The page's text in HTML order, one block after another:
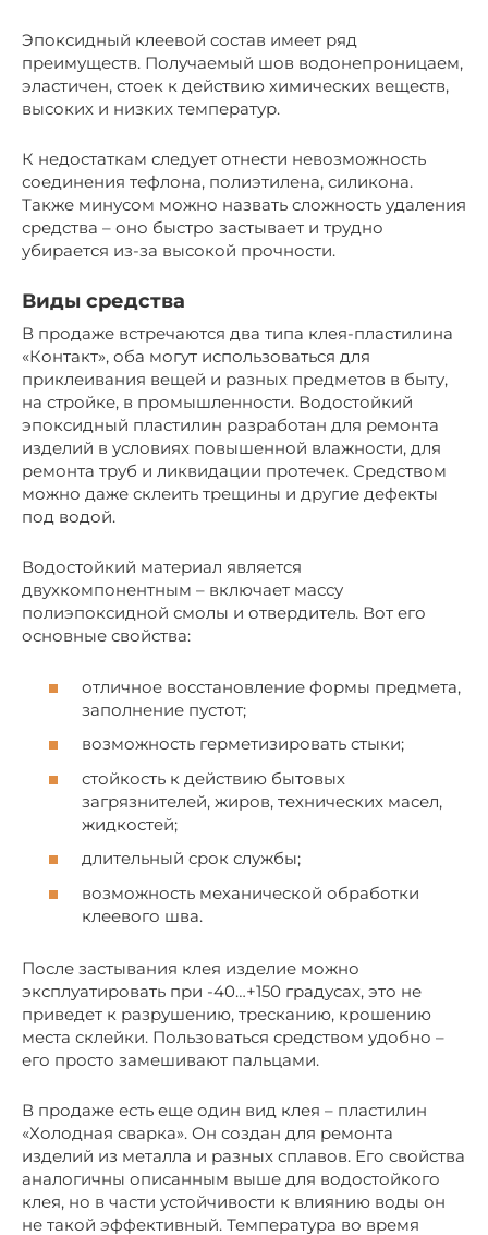
Эпоксидный клеевой состав имеет ряд
преимуществ. Получаемый шов водонепроницаем,
эластичен, стоек к действию химических веществ,
высоких и низких температур.
К недостаткам следует отнести невозможность
соединения тефлона, полиэтилена, силикона.
Также минусом можно назвать сложность удаления
средства – оно быстро застывает и трудно
убирается из-за высокой прочности.
Виды средства
В продаже встречаются два типа клея-пластилина
«Контакт», оба могут использоваться для
приклеивания вещей и разных предметов в быту,
на стройке, в промышленности. Водостойкий
эпоксидный пластилин разработан для ремонта
изделий в условиях повышенной влажности, для
ремонта труб и ликвидации протечек. Средством
можно даже склеить трещины и другие дефекты
под водой.
Водостойкий материал является
двухкомпонентным – включает массу
полиэпоксидной смолы и отвердитель. Вот его
основные свойства:
отличное восстановление формы предмета,
заполнение пустот;
возможность герметизировать стыки;
стойкость к действию бытовых
загрязнителей, жиров, технических масел,
жидкостей;
длительный срок службы;
возможность механической обработки
клеевого шва.
После застывания клея изделие можно
эксплуатировать при -40…+150 градусах, это не
приведет к разрушению, тресканию, крошению
места склейки. Пользоваться средством удобно –
его просто замешивают пальцами.
В продаже есть еще один вид клея – пластилин
«Холодная сварка». Он создан для ремонта
изделий из металла и разных сплавов. Его свойства
аналогичны описанным выше для водостойкого
клея, но в части устойчивости к влиянию воды он
не такой эффективный. Температура во время